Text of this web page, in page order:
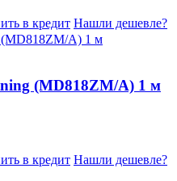
в кредит Нашли дешевле?
(MD818ZM/A) 1 м
в кредит Нашли дешевле?